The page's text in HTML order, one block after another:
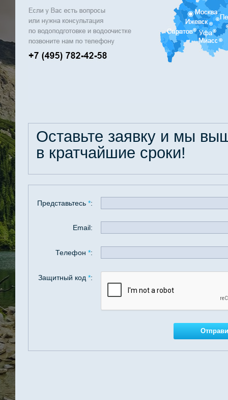
Оставьте заявку и мы
в кратчайшие сроки!
Представьтесь *:
Email:
Телефон *:
Защитный код *: